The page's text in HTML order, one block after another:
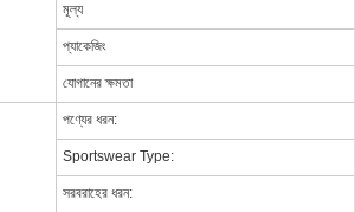
মূল্য
প্যাকেজিং
যোগানের ক্ষমতা
পণ্যের ধরন:
Sportswear Type:
সরবরাহের ধরন: